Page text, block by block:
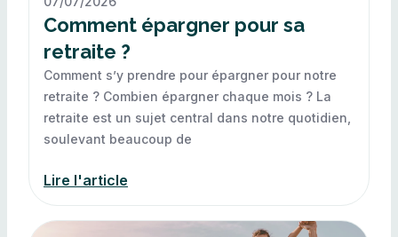
Comment épargner pour sa
retraite ?
Comment s’y prendre pour épargner pour notre
retraite ? Combien épargner chaque mois ? La
retraite est un sujet central dans notre quotidien,
soulevant beaucoup de
Lire l'article